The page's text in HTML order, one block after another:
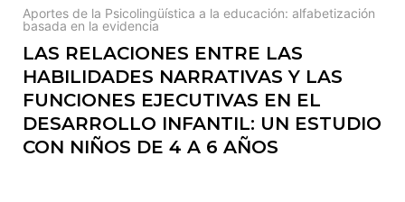
Aportes de la Psicolingüística a la educación: alfabetización
basada en la evidencia
LAS RELACIONES ENTRE LAS
HABILIDADES NARRATIVAS Y LAS
FUNCIONES EJECUTIVAS EN EL
DESARROLLO INFANTIL: UN ESTUDIO
CON NIÑOS DE 4 A 6 AÑOS